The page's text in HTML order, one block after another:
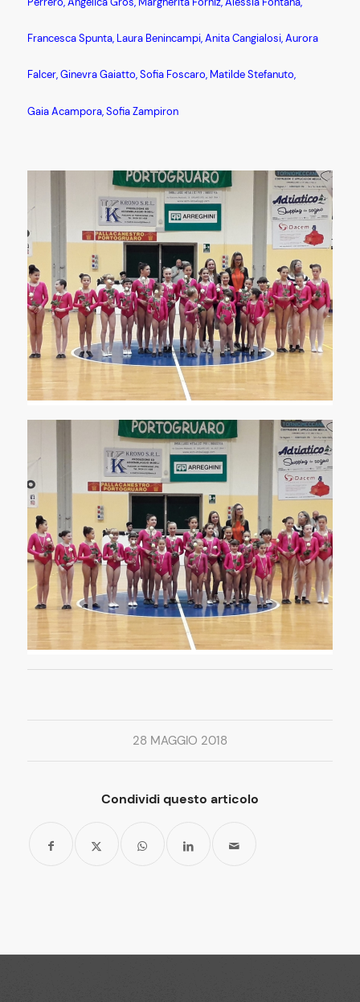
Francesca Spunta, Laura Benincampi, Anita Cangialosi, Aurora
Falcer, Ginevra Gaiatto, Sofia Foscaro, Matilde Stefanuto,
Gaia Acampora, Sofia Zampiron
28 MAGGIO 2018
Condividi questo articolo